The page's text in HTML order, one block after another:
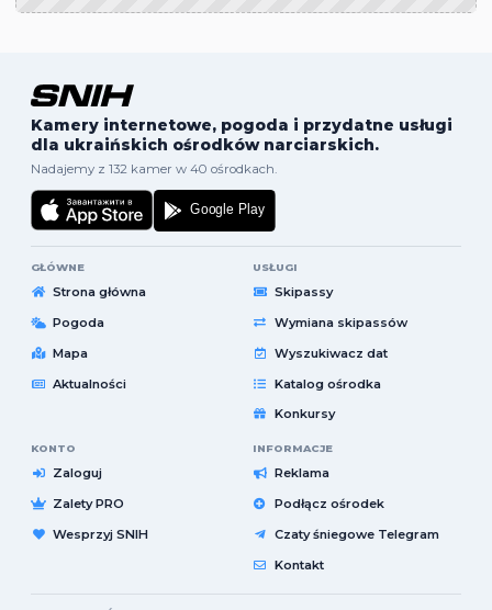
Kamery internetowe, pogoda i przydatne usługi
dla ukraińskich ośrodków narciarskich.
Nadajemy z 132 kamer w 40 ośrodkach.
GŁÓWNE
Strona główna
Pogoda
Mapa
Aktualności
USŁUGI
Skipassy
Wymiana skipassów
Wyszukiwacz dat
Katalog ośrodka
Konkursy
KONTO
Zaloguj
Zalety PRO
Wesprzyj SNIH
INFORMACJE
Reklama
Podłącz ośrodek
Czaty śniegowe Telegram
Kontakt